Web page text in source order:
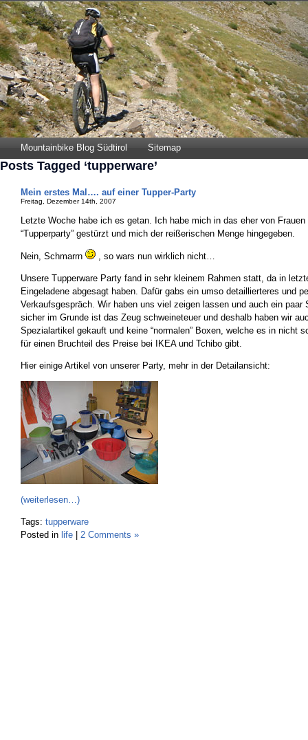
Mountainbike Blog Südtirol Sitemap
Posts Tagged ‘tupperware’
Mein erstes Mal…. auf einer Tupper-Party
Freitag, Dezember 14th, 2007
Letzte Woche habe ich es getan. Ich habe mich in das eher von
“Tupperparty” gestürzt und mich der reißerischen Menge hingegeben.
Nein, Schmarrn , so wars nun wirklich nicht…
Unsere Tupperware Party fand in sehr kleinem Rahmen statt, da in
Eingeladene abgesagt haben. Dafür gabs ein umso detaillierteres und
Verkaufsgespräch. Wir haben uns viel zeigen lassen und auch ein paar
sicher im Grunde ist das Zeug schweineteuer und deshalb haben wir
Spezialartikel gekauft und keine “normalen” Boxen, welche es in nicht
für einen Bruchteil des Preise bei IKEA und Tchibo gibt.
Hier einige Artikel von unserer Party, mehr in der Detailansicht:
(weiterlesen…)
Tags: tupperware
Posted in life 2 Comments »